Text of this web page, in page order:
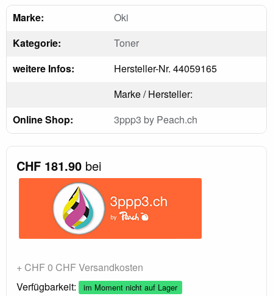
Marke:
Oki
Kategorie:
Toner
weitere Infos:
Hersteller-Nr. 44059165
Marke / Hersteller:
Online Shop:
3ppp3 by Peach.ch
CHF 181.90 bei
+ CHF 0 CHF Versandkosten
Verfügbarkeit:
im Moment nicht auf Lager